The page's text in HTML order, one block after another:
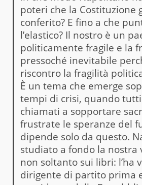
poteri che la Costituzione
conferito? E fino a che
l’elastico? Il nostro è un
politicamente fragile e la
pressoché inevitabile
riscontro la fragilità
È un tema che emerge
tempi di crisi, quando
chiamati a sopportare
frustrate le speranze del
dipende solo da questo.
studiato a fondo la nostra
non soltanto sui libri: l’ha
dirigente di partito prima